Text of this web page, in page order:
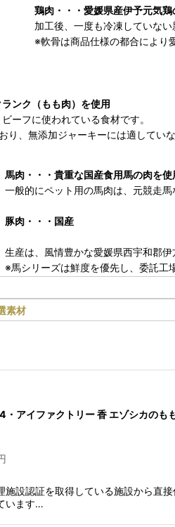
鶏肉・・・愛媛県産伊予元気鶏
加工後、一度も冷凍していな
※軟骨は商品仕様の都合により
ンク（もも肉）を使用
ーフに使われている食材です。
り、無添加ジャーキーには適してい
馬肉・・・貴重な国産食用馬の肉を使
一般的にペット用の馬肉は、元競走
豚肉・・・国産
生産は、風情豊かな愛媛県西宇和郡伊
※馬シリーズは鮮度を優先し、委託工
素材
・アイファクトリー 香 エゾシカの
施設認証を取得している施設から直
います…